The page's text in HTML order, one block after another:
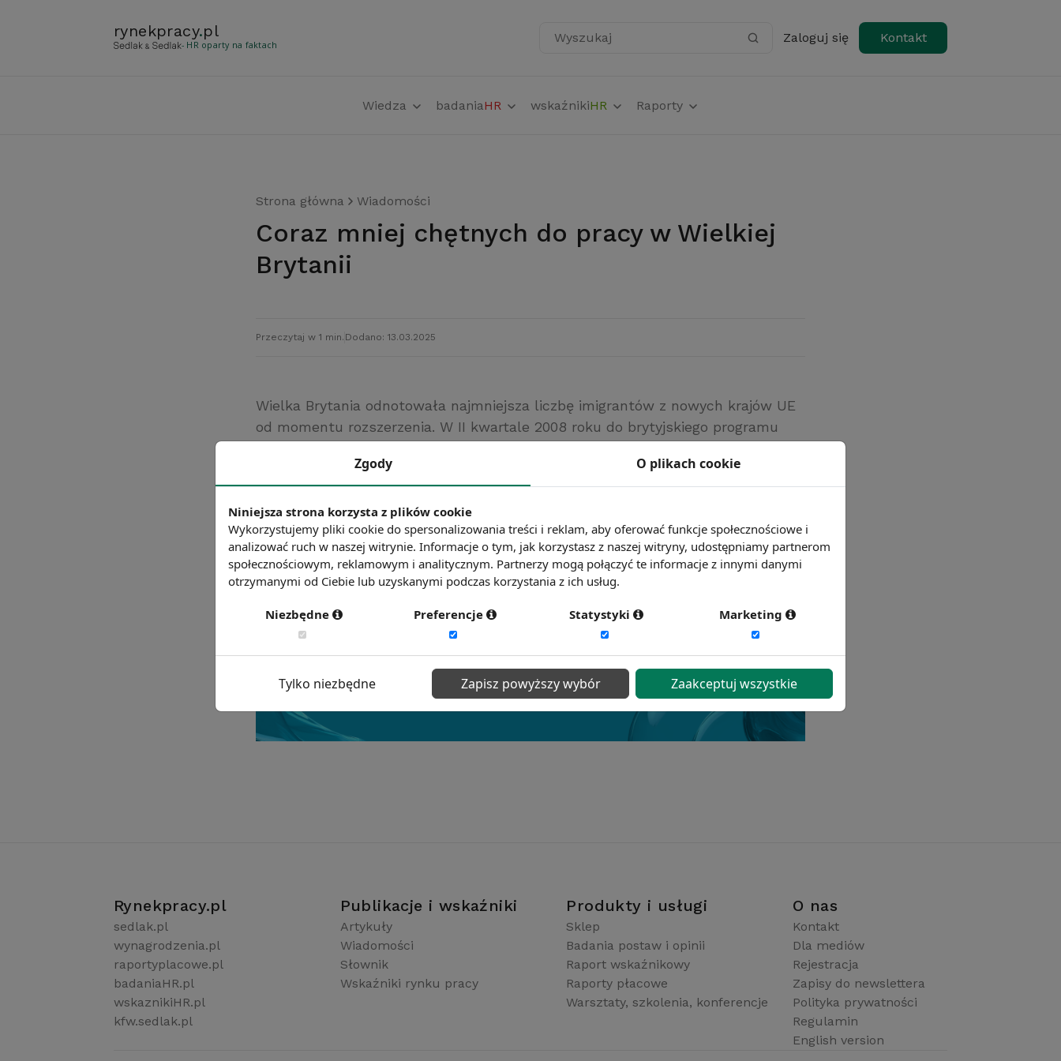
rynekpracy.pl
- HR oparty na faktach Wyszukaj Zaloguj się Kontakt
Wiedza badaniaHR wskaźnikiHR Raporty
Strona główna Wiadomości
Coraz mniej chętnych do pracy w Wielkiej
Brytanii
Przeczytaj w 1 min. Dodano: 13.03.2025
Wielka Brytania odnotowała najmniejsza liczbę imigrantów z nowych krajów UE
od momentu rozszerzenia. W II kwartale 2008 roku do brytyjskiego programu
Źródło: euro.pap.com.pl
Chcesz wiedzieć więcej?Zobacz więcej wiadomości
Rynekpracy.pl
sedlak.pl
wynagrodzenia.pl
raportyplacowe.pl
badaniaHR.pl
wskaznikiHR.pl
kfw.sedlak.pl
Publikacje i wskaźniki
Artykuły
Wiadomości
Słownik
Wskaźniki rynku pracy
Produkty i usługi
Sklep
Badania postaw i opinii
Raport wskaźnikowy
Raporty płacowe
Warsztaty, szkolenia, konferencje
O nas
Kontakt
Dla mediów
Rejestracja
Zapisy do newslettera
Polityka prywatności
Regulamin
English version
Zgody O plikach cookie
Niniejsza strona korzysta z plików cookie
Wykorzystujemy pliki cookie do spersonalizowania treści i reklam, aby oferować funkcje społecznościowe i
analizować ruch w naszej witrynie. Informacje o tym, jak korzystasz z naszej witryny, udostępniamy partnerom
społecznościowym, reklamowym i analitycznym. Partnerzy mogą połączyć te informacje z innymi danymi
otrzymanymi od Ciebie lub uzyskanymi podczas korzystania z ich usług.
Niezbędne Preferencje Statystyki Marketing
Tylko niezbędne Zapisz powyższy wybór Zaakceptuj wszystkie